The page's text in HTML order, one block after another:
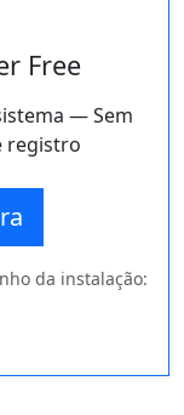
Free
— Sem
registro
da instalação: